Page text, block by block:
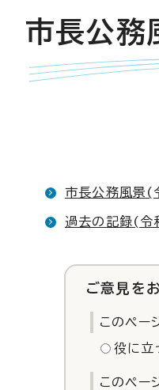
市長公務
市長公務風景(
過去の記録(令
ご意見を
このペー
役に立
このペー